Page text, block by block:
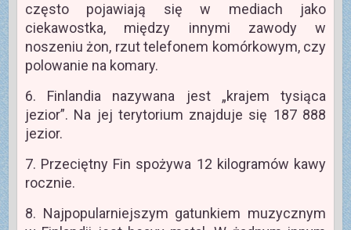
często pojawiają się w mediach jako
ciekawostka, między innymi zawody w
noszeniu żon, rzut telefonem komórkowym, czy
polowanie na komary.
6. Finlandia nazywana jest „krajem tysiąca
jezior”. Na jej terytorium znajduje się 187 888
jezior.
7. Przeciętny Fin spożywa 12 kilogramów kawy
rocznie.
8. Najpopularniejszym gatunkiem muzycznym